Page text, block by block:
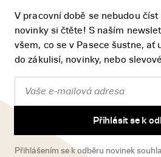
V pracovní době se nebudou
novinky si čtěte! S naším
všem, co se v Pasece šustne, ať
do zákulisí, novinky, nebo
Přihlásit se k
Přihlášením se k odběru novinek